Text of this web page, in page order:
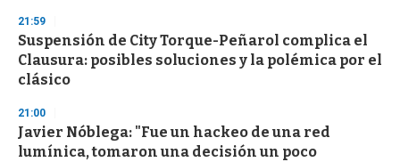
s
e
c
o
n
21:59
Suspensión de City Torque-Peñarol complica el
Clausura: posibles soluciones y la polémica por el
clásico
21:00
Javier Nóblega: "Fue un hackeo de una red
lumínica, tomaron una decisión un poco